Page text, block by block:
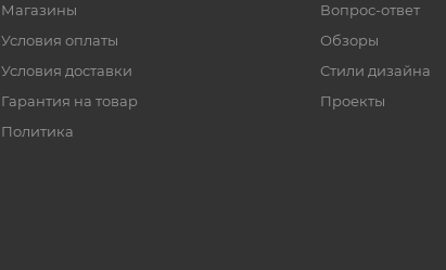
Магазины
Условия оплаты
Условия доставки
Гарантия на товар
Политика
Вопрос-ответ
Обзоры
Стили дизайна
Проекты